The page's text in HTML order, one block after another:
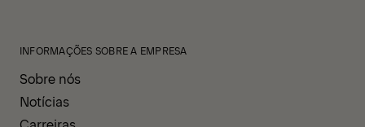
INFORMAÇÕES SOBRE A EMPRESA
Sobre nós
Notícias